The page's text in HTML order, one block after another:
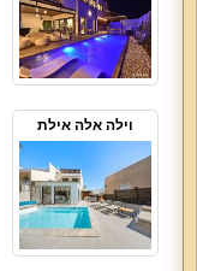
וילה אלה אילת